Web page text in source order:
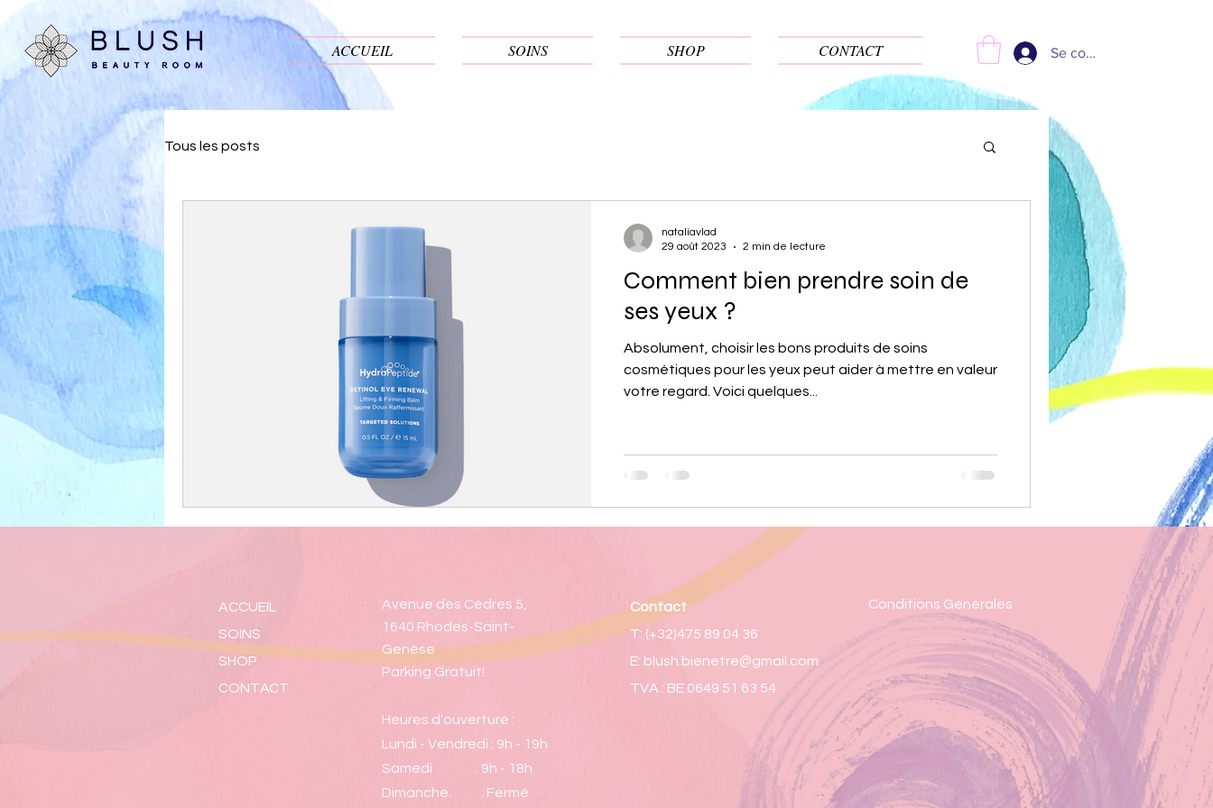
ACCUEIL SOINS SHOP CONTACT Se connecter
Tous les posts
Comment bien prendre soin de
ses yeux ?
Absolument, choisir les bons produits de soins
cosmétiques pour les yeux peut aider à mettre en valeur
votre regard. Voici quelques...
nataliavlad
29 août 2023
2 min de lecture
ACCUEIL
SOINS
SHOP
CONTACT
Avenue des Cèdres 5,
1640 Rhodes-Saint-
Genèse
Parking Gratuit!
Heures d'ouverture :
Lundi - Vendredi : 9h - 19h
Samedi : 9h - 18h
Dimanche. : Fermé
Contact
T: (+32)475 89 04 36
E: blush.bienetre@gmail.com
TVA : BE 0649 51 63 54
Conditions Générales